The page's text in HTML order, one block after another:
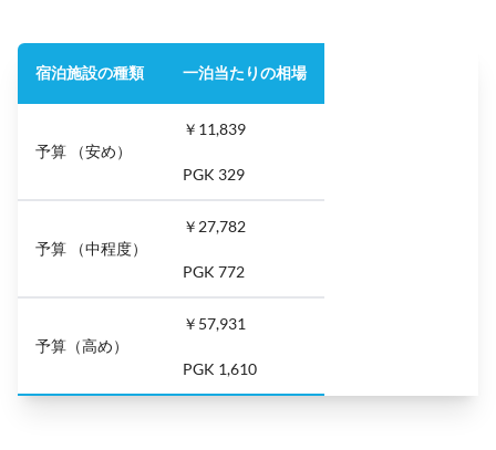
宿泊施設の種類 一泊当たりの相場
予算 （安め）
￥11,839
PGK 329
予算 （中程度）
￥27,782
PGK 772
予算（高め）
￥57,931
PGK 1,610